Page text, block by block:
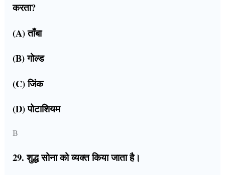
करता?
(A) ताँबा
(B) गोल्ड
(C) जिंक
(D) पोटाशियम
B
29. शुद्ध सोना को व्यक्त किया जाता है।